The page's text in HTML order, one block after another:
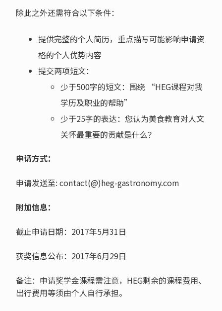
除此之外还需符合以下条件：
提供完整的个人简历，重点描写可能影响申请资
格的个人优势内容
提交两项短文：
少于500字的短文：围绕 “HEG课程对我
学历及职业的帮助”
少于25字的表达：您认为美食教育对人文
关怀最重要的贡献是什么？
申请方式：
申请发送至: contact(@)heg-gastronomy.com
附加信息：
截止申请日期：2017年5月31日
获奖信息公布：2017年6月29日
备注：申请奖学金课程需注意，HEG剩余的课程费用、
出行费用等须由个人自行承担。